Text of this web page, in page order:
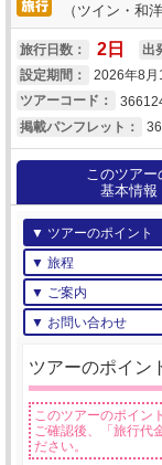
（ツイン・和
旅行日数： 2 日 出
設定期間： 2026年8月
ツアーコード：
掲載パンフレット：
このツアー
基本情報
▼ ツアーのポイント
▼ 旅程
▼ ご案内
▼ お問い合わせ
ツアーのポイン
このツアーのポイン
ご確認後、「旅行代
ださい。